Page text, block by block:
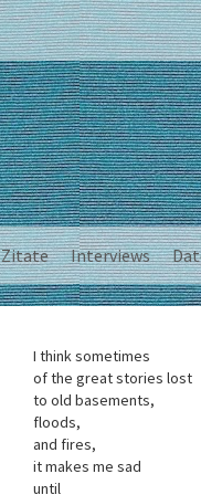
Zitate Interviews
I think sometimes
of the great stories lost
to old basements,
floods,
and fires,
it makes me sad
until